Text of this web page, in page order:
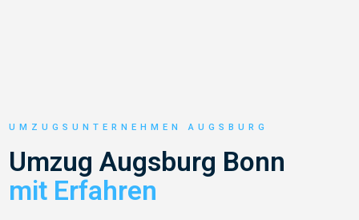
UMZUGSUNTERNEHMEN AUGSBURG
Umzug Augsburg Bonn
mit Erfahren